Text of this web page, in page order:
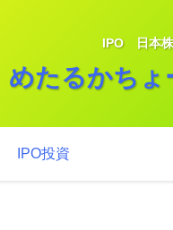
IPO 日本
めたるかちょ
IPO投資